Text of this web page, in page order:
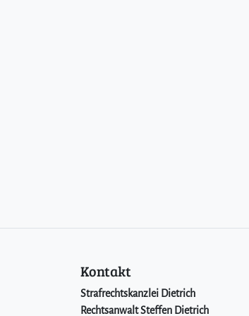
Kontakt
Strafrechtskanzlei Dietrich
Rechtsanwalt Steffen Dietrich